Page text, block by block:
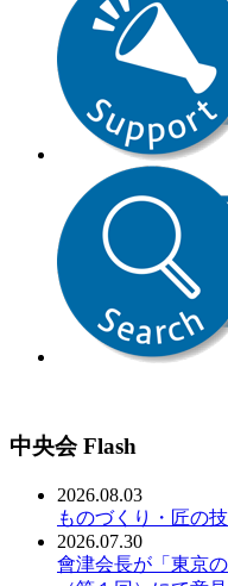
中央会 Flash
2026.08.03
ものづくり・匠の
2026.07.30
會津会長が「東京